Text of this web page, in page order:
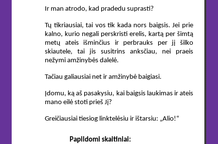
Ir man atrodo, kad pradedu suprasti?
Tų tikriausiai, tai vos tik kada nors baigsis. Jei prie
kalno, kurio negali perskristi erelis, kartą per šimtą
metų ateis išminčius ir perbrauks per jį šilko
skiautele, tai jis susitrins anksčiau, nei praeis
nežymi amžinybės dalelė.
Tačiau galiausiai net ir amžinybė baigiasi.
Įdomu, ką aš pasakysiu, kai baigsis laukimas ir ateis
mano eilė stoti prieš Jį?
Greičiausiai tiesiog linktelėsiu ir ištarsiu: „Alio!“
Papildomi skaitiniai: